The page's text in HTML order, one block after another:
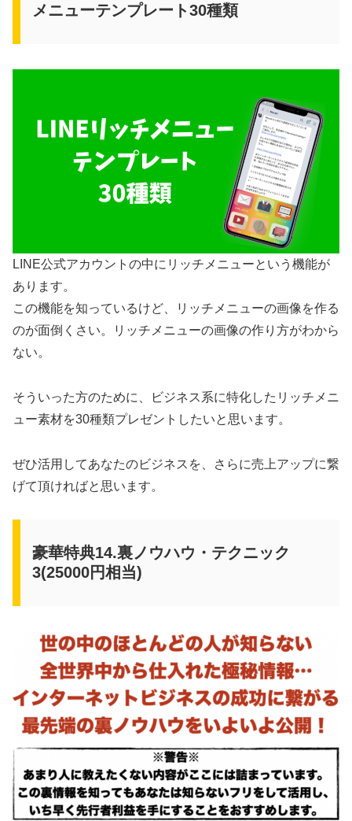
メニューテンプレート30種類
LINE公式アカウントの中にリッチメニューという機能が
あります。
この機能を知っているけど、リッチメニューの画像を作る
のが面倒くさい。リッチメニューの画像の作り方がわから
ない。
そういった方のために、ビジネス系に特化したリッチメニ
ュー素材を30種類プレゼントしたいと思います。
ぜひ活用してあなたのビジネスを、さらに売上アップに繋
げて頂ければと思います。
豪華特典14.裏ノウハウ・テクニック
3(25000円相当)